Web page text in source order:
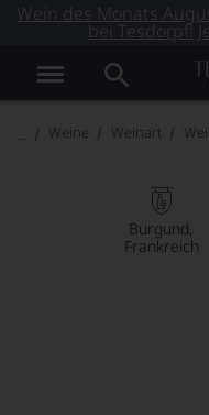
Wein des Monats
bei Tesdorpf!
Weine Weinart
Burgund
Frankreich